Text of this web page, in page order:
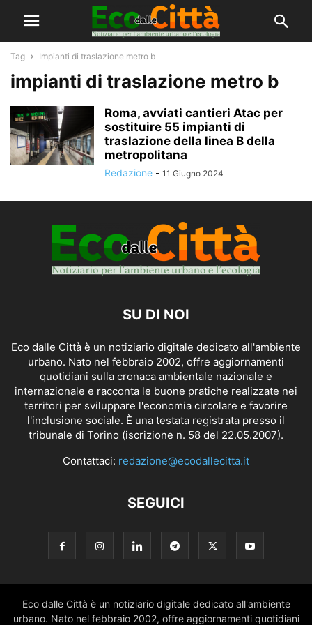
Tag Impianti di traslazione metro b
impianti di traslazione metro b
Roma, avviati cantieri Atac per
sostituire 55 impianti di
traslazione della linea B della
metropolitana
Redazione - 11 Giugno 2024
SU DI NOI
Eco dalle Città è un notiziario digitale dedicato all'ambiente
urbano. Nato nel febbraio 2002, offre aggiornamenti
quotidiani sulla cronaca ambientale nazionale e
internazionale e racconta le buone pratiche realizzate nei
territori per sviluppare l'economia circolare e favorire
l'inclusione sociale. È una testata registrata presso il
tribunale di Torino (iscrizione n. 58 del 22.05.2007).
Contattaci: redazione@ecodallecitta.it
SEGUICI
Eco dalle Città è un notiziario digitale dedicato all'ambiente
urbano. Nato nel febbraio 2002, offre aggiornamenti quotidiani